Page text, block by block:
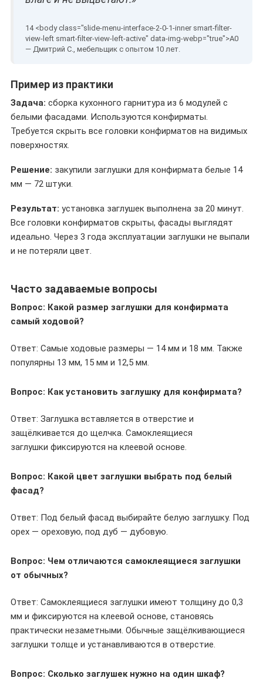
— Дмитрий С., мебельщик с опытом 10 лет.
Пример из практики
Задача: сборка кухонного гарнитура из 6 модулей с
белыми фасадами. Используются конфирматы.
Требуется скрыть все головки конфирматов на видимых
поверхностях.
Решение: закупили заглушки для конфирмата белые 14
мм — 72 штуки.
Результат: установка заглушек выполнена за 20 минут.
Все головки конфирматов скрыты, фасады выглядят
идеально. Через 3 года эксплуатации заглушки не выпали
и не потеряли цвет.
Часто задаваемые вопросы
Вопрос: Какой размер заглушки для конфирмата
самый ходовой?
Ответ: Самые ходовые размеры — 14 мм и 18 мм. Также
популярны 13 мм, 15 мм и 12,5 мм.
Вопрос: Как установить заглушку для конфирмата?
Ответ: Заглушка вставляется в отверстие и
защёлкивается до щелчка. Самоклеящиеся
заглушки фиксируются на клеевой основе.
Вопрос: Какой цвет заглушки выбрать под белый
фасад?
Ответ: Под белый фасад выбирайте белую заглушку. Под
орех — ореховую, под дуб — дубовую.
Вопрос: Чем отличаются самоклеящиеся заглушки
от обычных?
Ответ: Самоклеящиеся заглушки имеют толщину до 0,3
мм и фиксируются на клеевой основе, становясь
практически незаметными. Обычные защёлкивающиеся
заглушки толще и устанавливаются в отверстие.
Вопрос: Сколько заглушек нужно на один шкаф?